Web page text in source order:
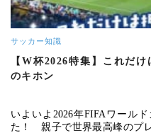
サッカー知識
【W杯2026特集】これだ
のキホン
いよいよ2026年FIFAワール
た！ 親子で世界最高峰のプ